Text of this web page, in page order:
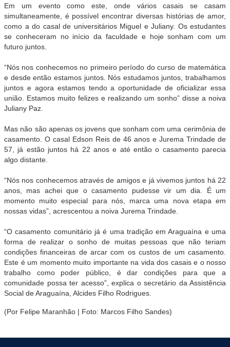
Em um evento como este, onde vários casais se casam
simultaneamente, é possível encontrar diversas histórias de amor,
como a do casal de universitários Miguel e Juliany. Os estudantes
se conheceram no início da faculdade e hoje sonham com um
futuro juntos.
“Nós nos conhecemos no primeiro período do curso de matemática
e desde então estamos juntos. Nós estudamos juntos, trabalhamos
juntos e agora estamos tendo a oportunidade de oficializar essa
união. Estamos muito felizes e realizando um sonho” disse a noiva
Juliany Paz.
Mas não são apenas os jovens que sonham com uma cerimônia de
casamento. O casal Edson Reis de 46 anos e Jurema Trindade de
57, já estão juntos há 22 anos e até então o casamento parecia
algo distante.
“Nós nos conhecemos através de amigos e já vivemos juntos há 22
anos, mas achei que o casamento pudesse vir um dia. É um
momento muito especial para nós, marca uma nova etapa em
nossas vidas”, acrescentou a noiva Jurema Trindade.
“O casamento comunitário já é uma tradição em Araguaína e uma
forma de realizar o sonho de muitas pessoas que não teriam
condições financeiras de arcar com os custos de um casamento.
Este é um momento muito importante na vida dos casais e o nosso
trabalho como poder público, é dar condições para que a
comunidade possa ter acesso”, explica o secretário da Assistência
Social de Araguaína, Alcides Filho Rodrigues.
(Por Felipe Maranhão | Foto: Marcos Filho Sandes)